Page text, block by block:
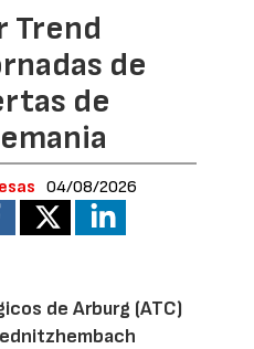
Trend
de
de
04/08/2026
de Arburg (ATC)